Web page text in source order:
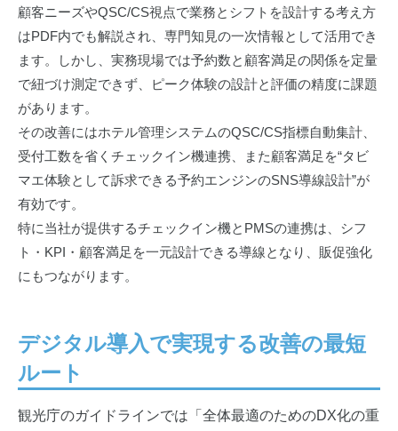
顧客ニーズやQSC/CS視点で業務とシフトを設計する考え方
はPDF内でも解説され、専門知見の一次情報として活用でき
ます。しかし、実務現場では予約数と顧客満足の関係を定量
で紐づけ測定できず、ピーク体験の設計と評価の精度に課題
があります。
その改善にはホテル管理システムのQSC/CS指標自動集計、
受付工数を省くチェックイン機連携、また顧客満足を“タビ
マエ体験として訴求できる予約エンジンのSNS導線設計”が
有効です。
特に当社が提供するチェックイン機とPMSの連携は、シフ
ト・KPI・顧客満足を一元設計できる導線となり、販促強化
にもつながります。
デジタル導入で実現する改善の最短
ルート
観光庁のガイドラインでは「全体最適のためのDX化の重